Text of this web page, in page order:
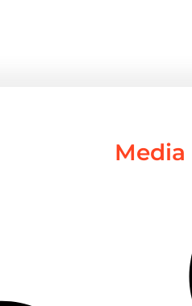
Media